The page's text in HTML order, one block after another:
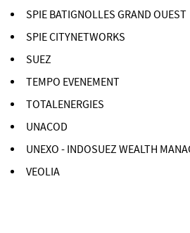
SPIE BATIGNOLLES GRAND OUEST
SPIE CITYNETWORKS
SUEZ
TEMPO EVENEMENT
TOTALENERGIES
UNACOD
UNEXO - INDOSUEZ WEALTH
VEOLIA